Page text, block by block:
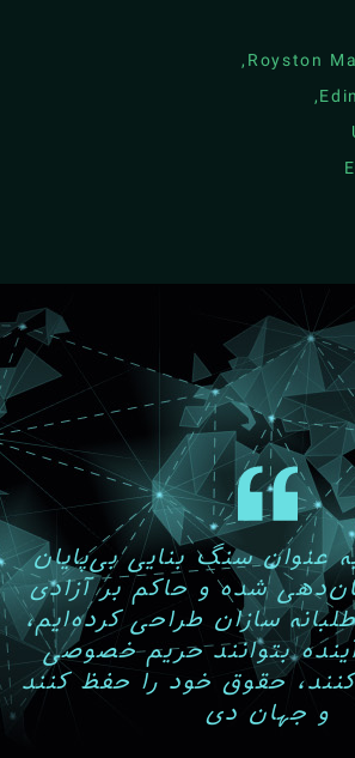
به عنوان سنگ بنایی بی‌پایان
شده و حاکم بر آزادی
سازان طراحی کرده‌ایم،
بتوانند حریم خصوصی
حقوق خود را حفظ کنند
و جهان دی